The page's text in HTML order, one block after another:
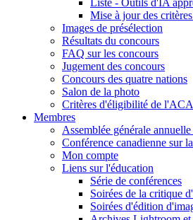
Liste - Outils d'IA
Mise à jour des
Images de présélection
Résultats du concours
FAQ sur les concours
Jugement des concours
Concours des quatre nations
Salon de la photo
Critères d'éligibilité de
Membres
Assemblée générale
Conférence canadienne sur
Mon compte
Liens sur l'éducation
Série de conférences
Soirées de la critique
Soirées d'édition